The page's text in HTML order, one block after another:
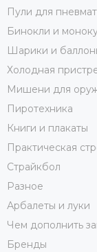
Пули для
Бинокли и
Шарики и
Холодная
Мишени для
Пиротехника
Книги и плакаты
Практическая
Страйкбол
Разное
Арбалеты и луки
Чем дополнить
Бренды